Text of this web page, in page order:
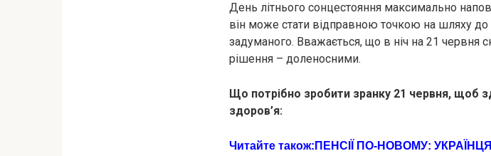
День літнього сонцестояння максимально
він може стати відправною точкою на шляху до
задуманого. Вважається, що в ніч на 21 червня
рішення – доленосними.
Що потрібно зробити зранку 21 червня, щоб
здоров’я:
Читайте також: ПЕНСІЇ ПО-НОВОМУ: